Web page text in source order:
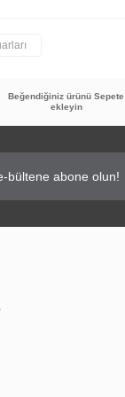
Beğendiğiniz ürünü Sepete
ekleyin